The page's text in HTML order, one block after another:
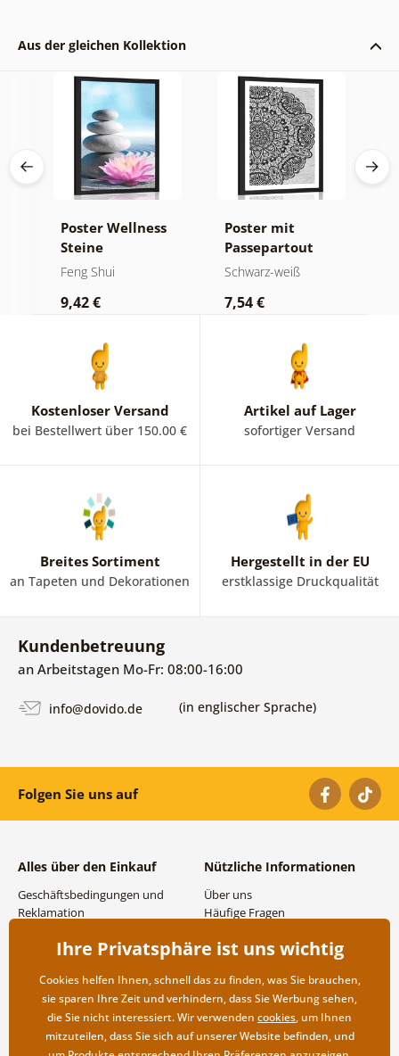
Aus der gleichen Kollektion
Poster Wellness
Steine
Feng Shui
9,42 €
Poster mit
Passepartout
Blumenmandala
Schwarz-weiß
7,54 €
Kostenloser Versand
bei Bestellwert über 150.00 €
Artikel auf Lager
sofortiger Versand
Breites Sortiment
an Tapeten und Dekorationen
Hergestellt in der EU
erstklassige Druckqualität
Kundenbetreuung
an Arbeitstagen Mo-Fr: 08:00-16:00
info@dovido.de (in englischer Sprache)
Folgen Sie uns auf
Alles über den Einkauf
Geschäftsbedingungen und
Reklamation
Versand- und
Rücksendung der Ware
Nützliche Informationen
Über uns
Häufige Fragen
Großhandel und
Ihre Privatsphäre ist uns wichtig
Cookies helfen Ihnen, schnell das zu finden, was Sie brauchen,
sie sparen Ihre Zeit und verhindern, dass Sie Werbung sehen,
die Sie nicht interessiert. Wir verwenden cookies, um Ihnen
mitzuteilen, dass Sie sich auf unserer Website befinden, und